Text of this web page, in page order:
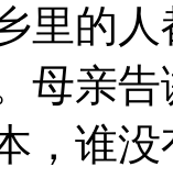
里的
母亲
，谁